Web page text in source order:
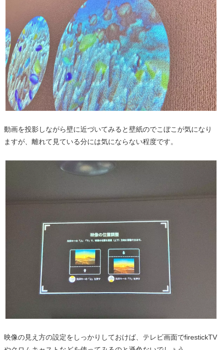
動画を投影しながら壁に近づいてみると壁紙のでこぼこが気になり
ますが、離れて見ている分には気にならない程度です。
映像の見え方の設定をしっかりしておけば、テレビ画面でfirestickTV